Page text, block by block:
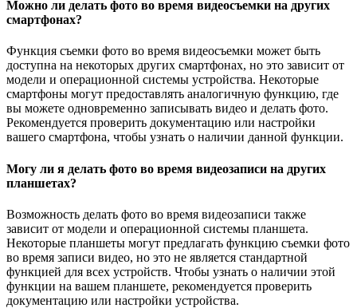
Можно ли делать фото во время видеосъемки на других
смартфонах?
Функция съемки фото во время видеосъемки может быть
доступна на некоторых других смартфонах, но это зависит от
модели и операционной системы устройства. Некоторые
смартфоны могут предоставлять аналогичную функцию, где
вы можете одновременно записывать видео и делать фото.
Рекомендуется проверить документацию или настройки
вашего смартфона, чтобы узнать о наличии данной функции.
Могу ли я делать фото во время видеозаписи на других
планшетах?
Возможность делать фото во время видеозаписи также
зависит от модели и операционной системы планшета.
Некоторые планшеты могут предлагать функцию съемки фото
во время записи видео, но это не является стандартной
функцией для всех устройств. Чтобы узнать о наличии этой
функции на вашем планшете, рекомендуется проверить
документацию или настройки устройства.